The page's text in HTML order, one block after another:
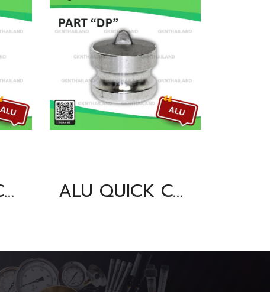
ALU QUICK COUPLING PART "DP" SIZE : 2" ALU QUICK COUPLING PART "DP" SIZE : 5"